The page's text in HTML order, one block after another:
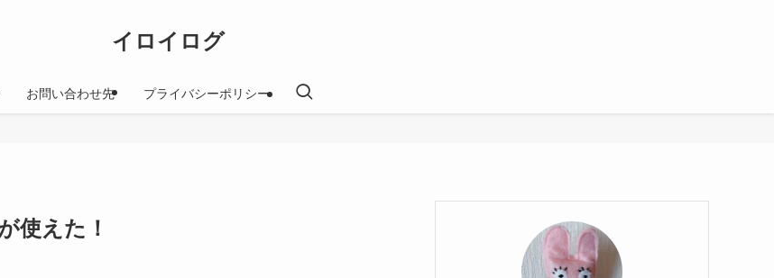
イロイログ
お問い合わせ先 プライバシーポリシー
使えた！